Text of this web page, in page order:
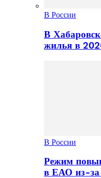
В России
В
жилья в
В России
Режим
в ЕАО из-за